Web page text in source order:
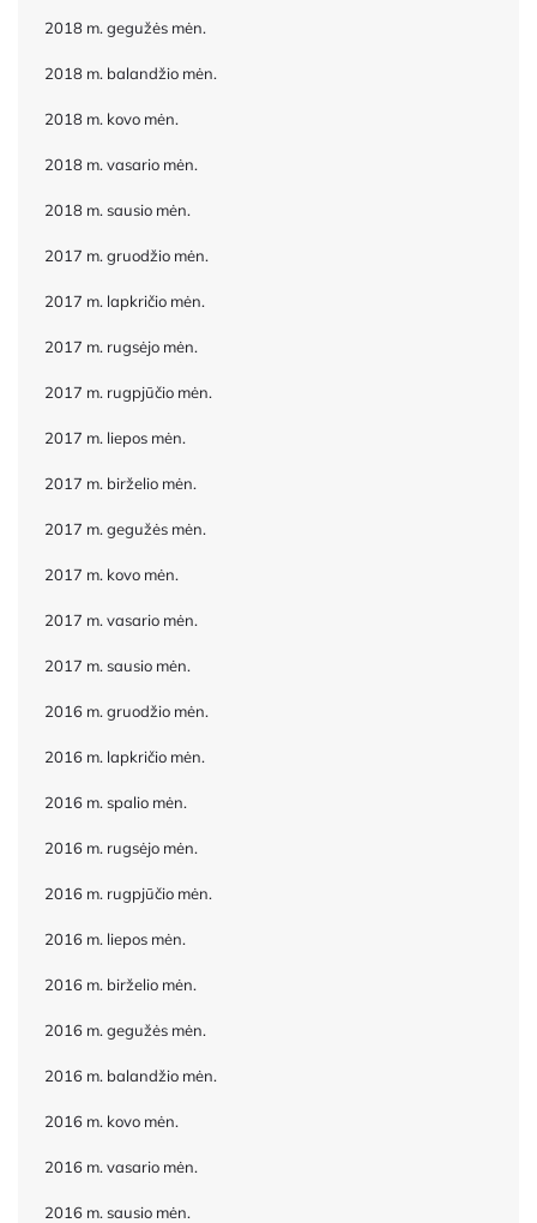
2018 m. gegužės mėn.
2018 m. balandžio mėn.
2018 m. kovo mėn.
2018 m. vasario mėn.
2018 m. sausio mėn.
2017 m. gruodžio mėn.
2017 m. lapkričio mėn.
2017 m. rugsėjo mėn.
2017 m. rugpjūčio mėn.
2017 m. liepos mėn.
2017 m. birželio mėn.
2017 m. gegužės mėn.
2017 m. kovo mėn.
2017 m. vasario mėn.
2017 m. sausio mėn.
2016 m. gruodžio mėn.
2016 m. lapkričio mėn.
2016 m. spalio mėn.
2016 m. rugsėjo mėn.
2016 m. rugpjūčio mėn.
2016 m. liepos mėn.
2016 m. birželio mėn.
2016 m. gegužės mėn.
2016 m. balandžio mėn.
2016 m. kovo mėn.
2016 m. vasario mėn.
2016 m. sausio mėn.